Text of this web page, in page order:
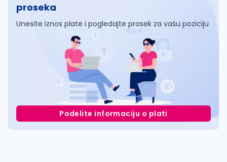
proseka
Unesite iznos plate i pogledajte prosek za vašu poziciju
Podelite informaciju o plati